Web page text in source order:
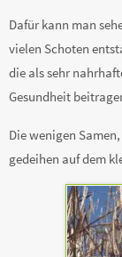
Dafür kann man
vielen Schoten
die als sehr
Gesundheit
Die wenigen
gedeihen auf dem